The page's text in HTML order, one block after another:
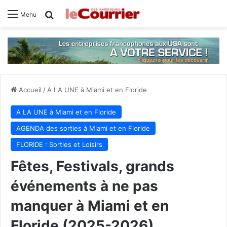
Menu Rechercher
Accueil / A LA UNE à Miami et en Floride
A LA UNE à Miami et en Floride
AGENDA des sorties à Miami et en Floride
FLORIDE : Sorties et Loisirs
Fêtes, Festivals, grands
événements à ne pas
manquer à Miami et en